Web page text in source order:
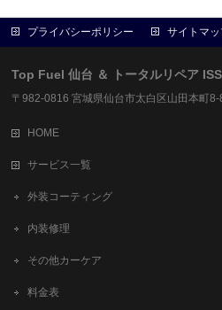
プライバシーポリシー サイトマ
Top Fuel 仙台 ＆ トータルリペア
〒982-0816 宮城県仙台市太白区山田本町8-
HOME
サービス一覧
外装コーティング
内装修理
その他カーケア
料金表